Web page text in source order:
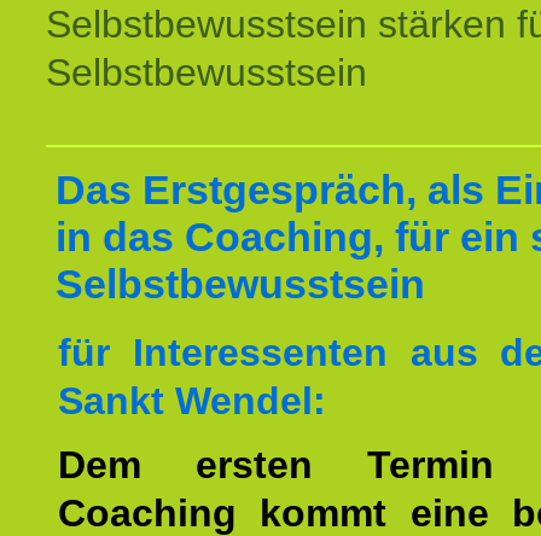
Selbstbewusstsein stärken
Selbstbewusstsein
Das Erstgespräch, als
in das Coaching, für ein
Selbstbewusstsein
für Interessenten aus
Sankt Wendel:
Dem ersten
Coaching kommt eine